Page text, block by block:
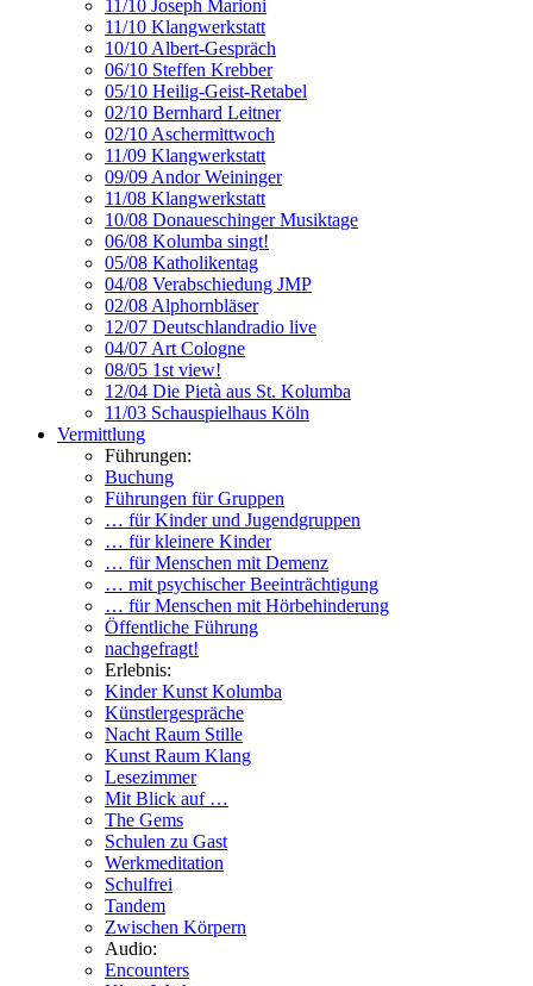
11/10 Joseph Marioni
11/10 Klangwerkstatt
10/10 Albert-Gespräch
06/10 Steffen Krebber
05/10 Heilig-Geist-Retabel
02/10 Bernhard Leitner
02/10 Aschermittwoch
11/09 Klangwerkstatt
09/09 Andor Weininger
11/08 Klangwerkstatt
10/08 Donaueschinger Musiktage
06/08 Kolumba singt!
05/08 Katholikentag
04/08 Verabschiedung JMP
02/08 Alphornbläser
12/07 Deutschlandradio live
04/07 Art Cologne
08/05 1st view!
12/04 Die Pietà aus St. Kolumba
11/03 Schauspielhaus Köln
Vermittlung
Führungen:
Buchung
Führungen für Gruppen
… für Kinder und Jugendgruppen
… für kleinere Kinder
… für Menschen mit Demenz
… mit psychischer Beeinträchtigung
… für Menschen mit Hörbehinderung
Öffentliche Führung
nachgefragt!
Erlebnis:
Kinder Kunst Kolumba
Künstlergespräche
Nacht Raum Stille
Kunst Raum Klang
Lesezimmer
Mit Blick auf …
The Gems
Schulen zu Gast
Werkmeditation
Schulfrei
Tandem
Zwischen Körpern
Audio:
Encounters